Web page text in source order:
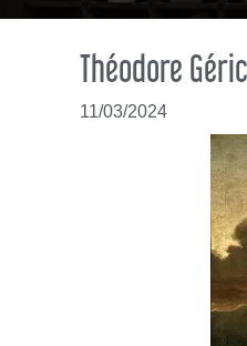
11/03/2024
Théodore